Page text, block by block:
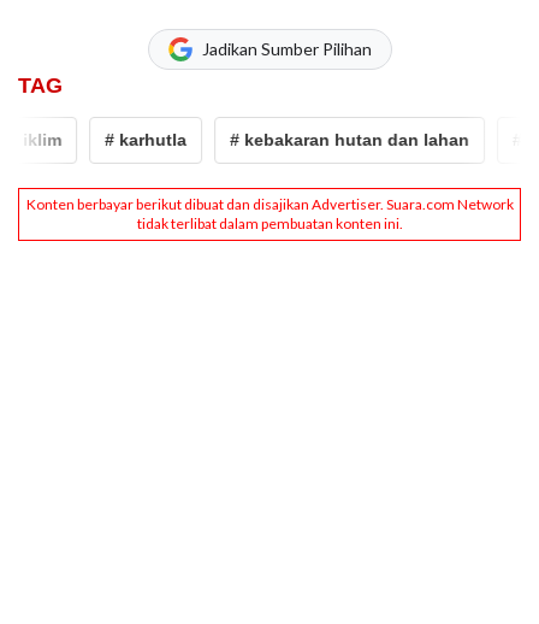
Jadikan Sumber Pilihan
TAG
# karhutla # kebakaran hutan dan lahan